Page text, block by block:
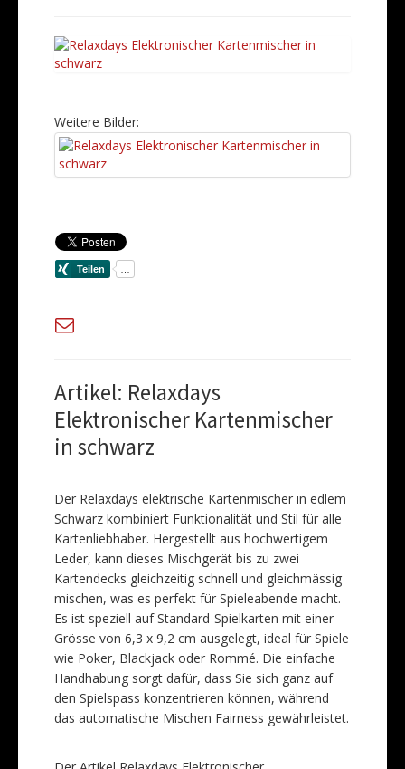
Weitere Bilder:
Artikel: Relaxdays
Elektronischer Kartenmischer
in schwarz
Der Relaxdays elektrische Kartenmischer in edlem
Schwarz kombiniert Funktionalität und Stil für alle
Kartenliebhaber. Hergestellt aus hochwertigem
Leder, kann dieses Mischgerät bis zu zwei
Kartendecks gleichzeitig schnell und gleichmässig
mischen, was es perfekt für Spieleabende macht.
Es ist speziell auf Standard-Spielkarten mit einer
Grösse von 6,3 x 9,2 cm ausgelegt, ideal für Spiele
wie Poker, Blackjack oder Rommé. Die einfache
Handhabung sorgt dafür, dass Sie sich ganz auf
den Spielspass konzentrieren können, während
das automatische Mischen Fairness gewährleistet.